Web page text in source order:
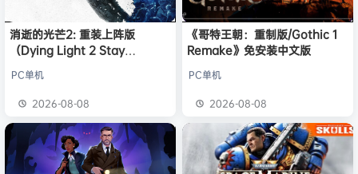
消逝的光芒2: 重装上阵版
（Dying Light 2 Stay
免安装中文版
PC单机
2026-08-08
《哥特王朝：重制版/Gothic 1
Remake》免安装中文版
PC单机
2026-08-08